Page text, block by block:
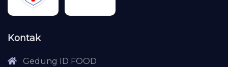
Kontak
Gedung ID FOOD